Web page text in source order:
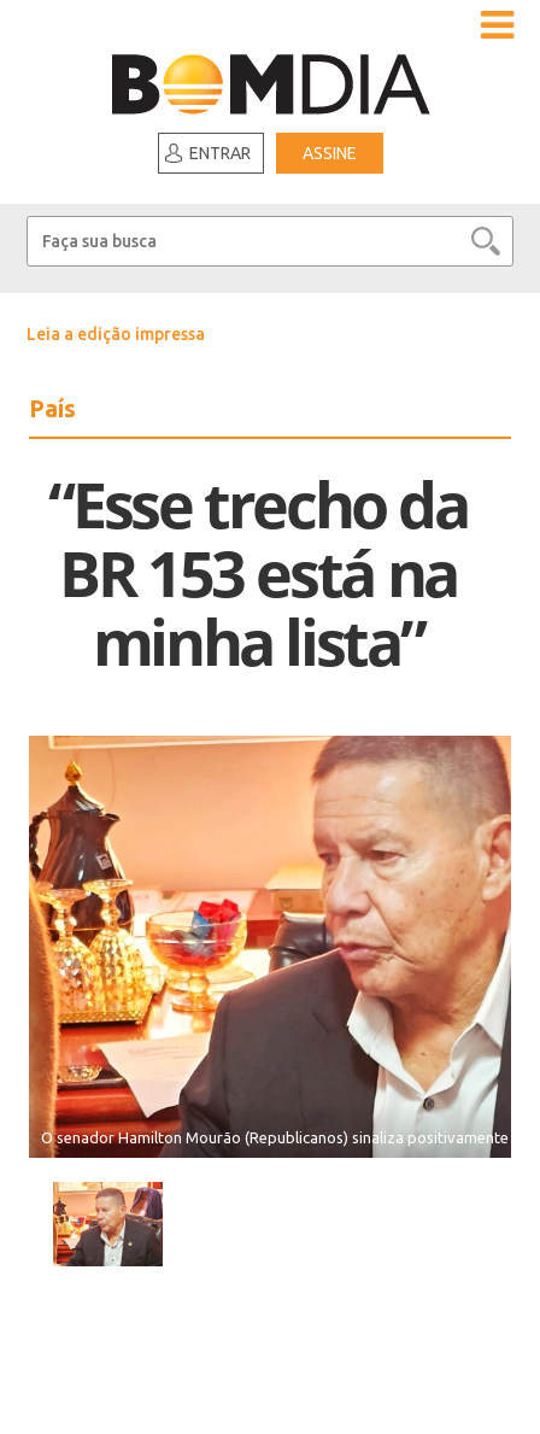
ENTRAR ASSINE
Leia a edição impressa
País
“Esse trecho da
BR 153 está na
minha lista”
O senador Hamilton Mourão (Republicanos) sinaliza positivamente